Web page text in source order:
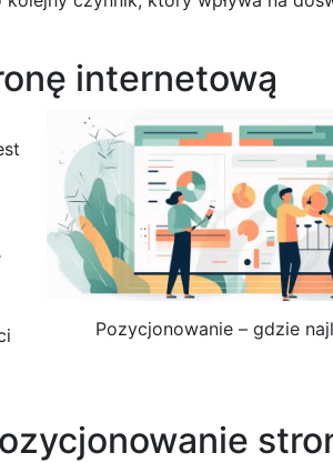
internetową
Pozycjonowanie – gdzie